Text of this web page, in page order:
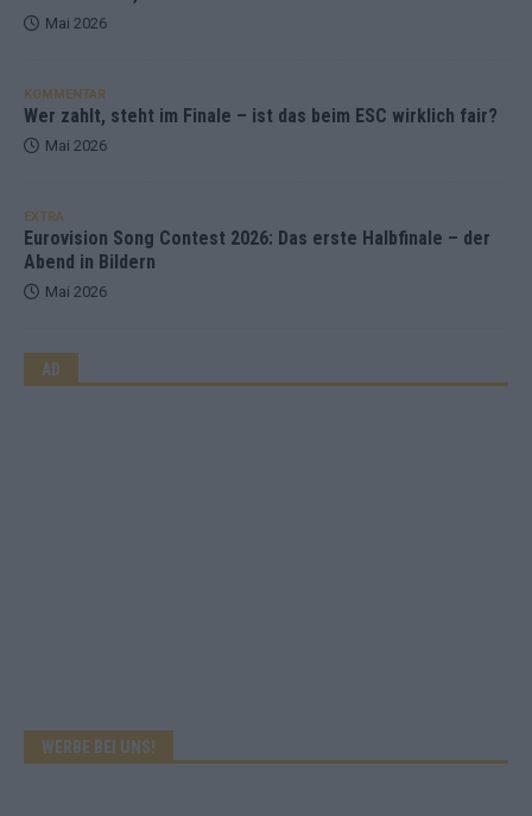
Mai 2026
KOMMENTAR
Wer zahlt, steht im Finale – ist das beim ESC wirklich fair?
Mai 2026
EXTRA
Eurovision Song Contest 2026: Das erste Halbfinale – der
Abend in Bildern
Mai 2026
AD
WERBE BEI UNS!